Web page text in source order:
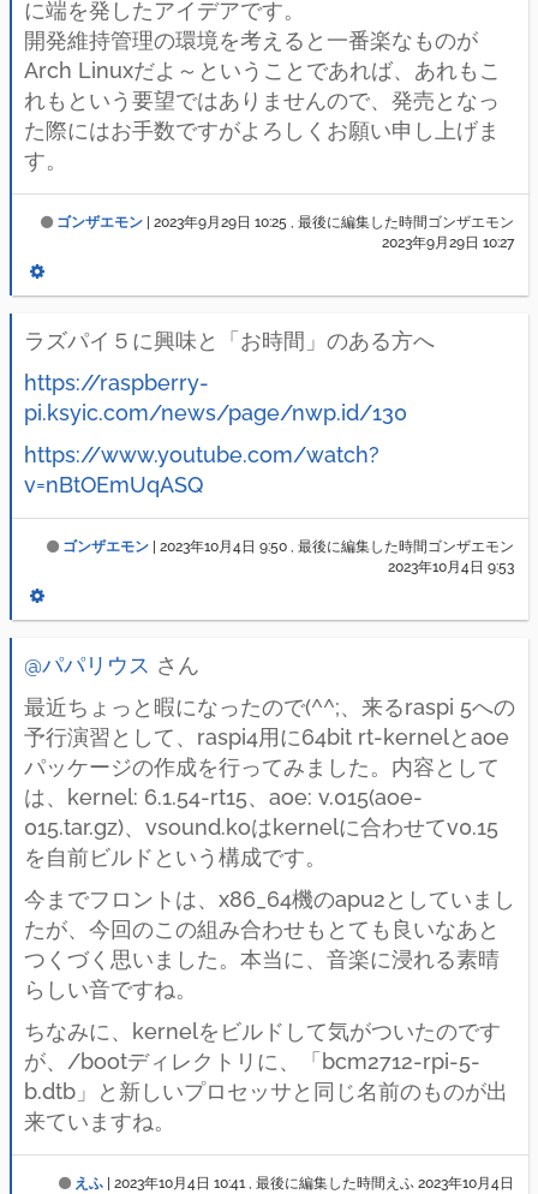
に端を発したアイデアです。
開発維持管理の環境を考えると一番楽なものが
Arch Linuxだよ～ということであれば、あれもこ
れもという要望ではありませんので、発売となっ
た際にはお手数ですがよろしくお願い申し上げま
す。
ゴンザエモン 2023年9月29日 10:25 , 最後に編集した時間ゴンザエモン
2023年9月29日 10:27
ラズパイ５に興味と「お時間」のある方へ
https://raspberry-
pi.ksyic.com/news/page/nwp.id/130
https://www.youtube.com/watch?
v=nBtOEmUqASQ
ゴンザエモン 2023年10月4日 9:50 , 最後に編集した時間ゴンザエモン
2023年10月4日 9:53
@パパリウス さん
最近ちょっと暇になったので(^^;、来るraspi 5への
予行演習として、raspi4用に64bit rt-kernelとaoe
パッケージの作成を行ってみました。内容として
は、kernel: 6.1.54-rt15、aoe: v.015(aoe-
015.tar.gz)、vsound.koはkernelに合わせてv0.15
を自前ビルドという構成です。
今までフロントは、x86_64機のapu2としていまし
たが、今回のこの組み合わせもとても良いなあと
つくづく思いました。本当に、音楽に浸れる素晴
らしい音ですね。
ちなみに、kernelをビルドして気がついたのです
が、/bootディレクトリに、「bcm2712-rpi-5-
b.dtb」と新しいプロセッサと同じ名前のものが出
来ていますね。
えふ 2023年10月4日 10:41 , 最後に編集した時間えふ 2023年10月4日